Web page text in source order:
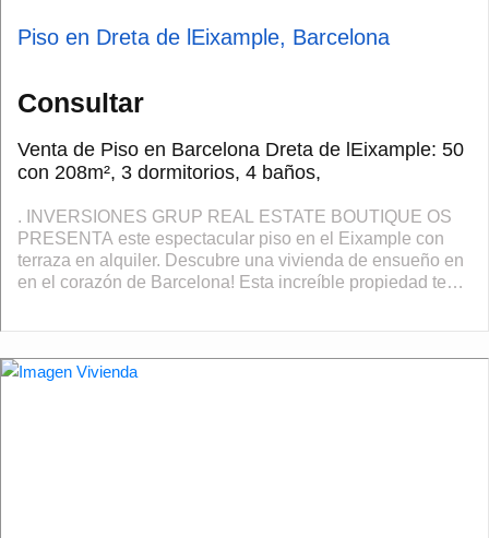
Piso en Dreta de lEixample, Barcelona
Consultar
Venta de Piso en Barcelona Dreta de lEixample: 50
con 208m², 3 dormitorios, 4 baños,
. INVERSIONES GRUP REAL ESTATE BOUTIQUE OS
PRESENTA este espectacular piso en el Eixample con
terraza en alquiler. Descubre una vivienda de ensueño en
en el corazón de Barcelona! Esta increíble propiedad te